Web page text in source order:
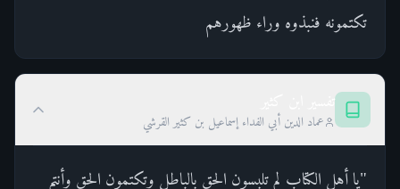
تكتمونه فنبذوه وراء ظهورهم
عماد الدين أبي الفداء إسماعيل بن كثير القرشي
"يا أهل الكتاب لم تلبسون الحق بالباطل وتكتمون الحق وأنتم